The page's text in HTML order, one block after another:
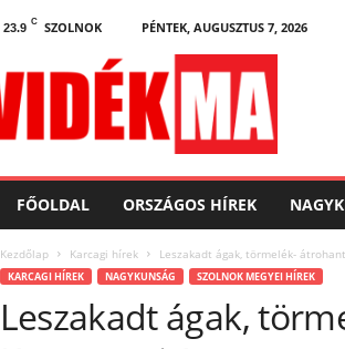
23.9 C SZOLNOK PÉNTEK, AUGUSZTUS 7, 2026
FŐOLDAL ORSZÁGOS HÍREK
Kezdőlap Karcagi hírek Leszakadt ágak, törmelék-
KARCAGI HÍREK NAGYKUNSÁG SZOLNOK MEGYEI HÍREK
Leszakadt ágak,